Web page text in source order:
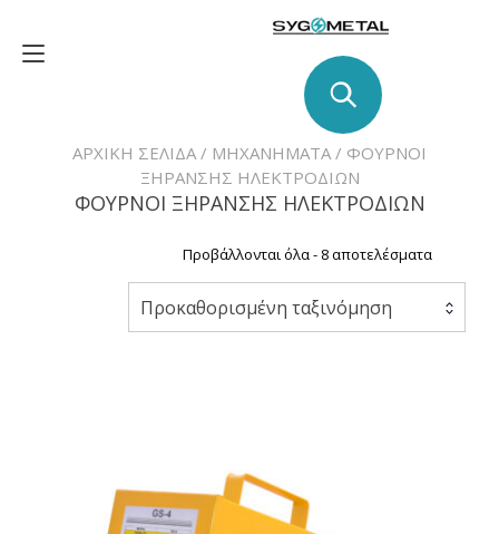
contentToggle
ΑΡΧΙΚΉ ΣΕΛΊΔΑ/ ΜΗΧΑΝΉΜΑΤΑ/ ΦΟΥΡΝΟΙ
ΞΗΡΑΝΣΗΣ ΗΛΕΚΤΡΟΔΙΩΝ
ΦΟΥΡΝΟΙ ΞΗΡΑΝΣΗΣ ΗΛΕΚΤΡΟΔΙΩΝ
Προβάλλονται όλα - 8 αποτελέσματα
Προκαθορισμένη ταξινόμηση